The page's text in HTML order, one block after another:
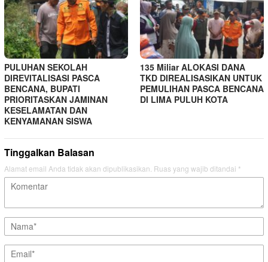
PULUHAN SEKOLAH
DIREVITALISASI PASCA
BENCANA, BUPATI
PRIORITASKAN JAMINAN
KESELAMATAN DAN
KENYAMANAN SISWA
135 Miliar ALOKASI DANA
TKD DIREALISASIKAN UNTUK
PEMULIHAN PASCA BENCANA
DI LIMA PULUH KOTA
Tinggalkan Balasan
Alamat email Anda tidak akan dipublikasikan. Ruas yang wajib ditandai *